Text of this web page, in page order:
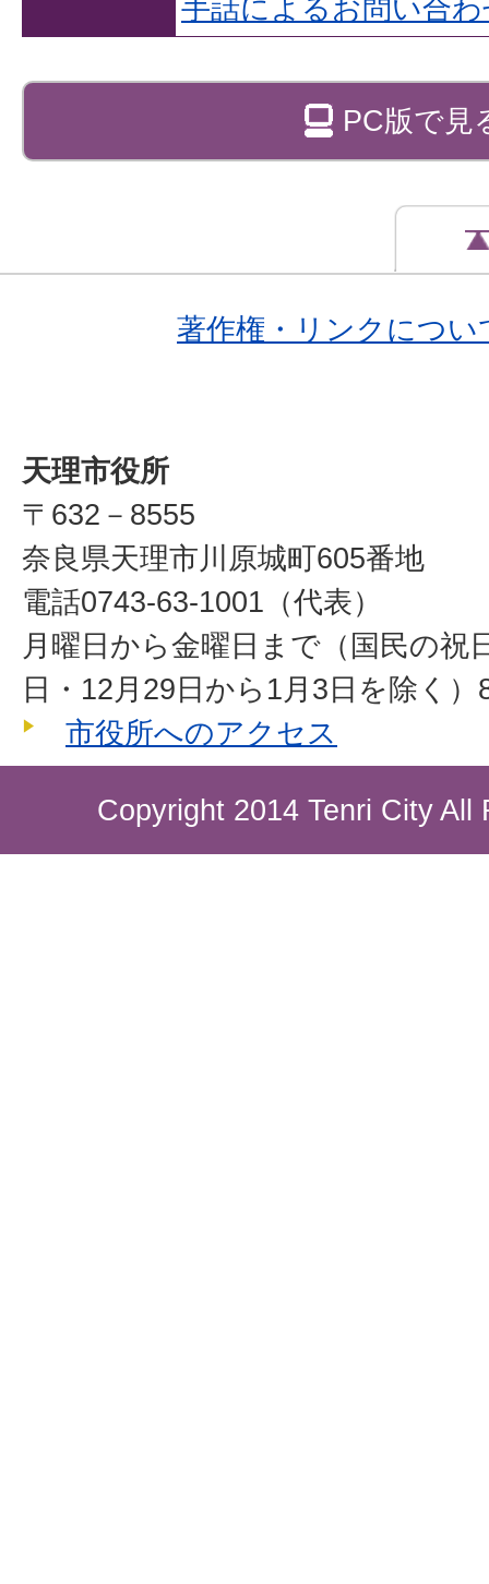
手話によるお問い合
PC版で見
著作権・リンクについ
天理市役所
〒632－8555
奈良県天理市川原城町605番地
電話0743-63-1001（代表）
月曜日から金曜日まで（国民の祝
日・12月29日から1月3日を除く
市役所へのアクセス
Copyright 2014 Tenri City All